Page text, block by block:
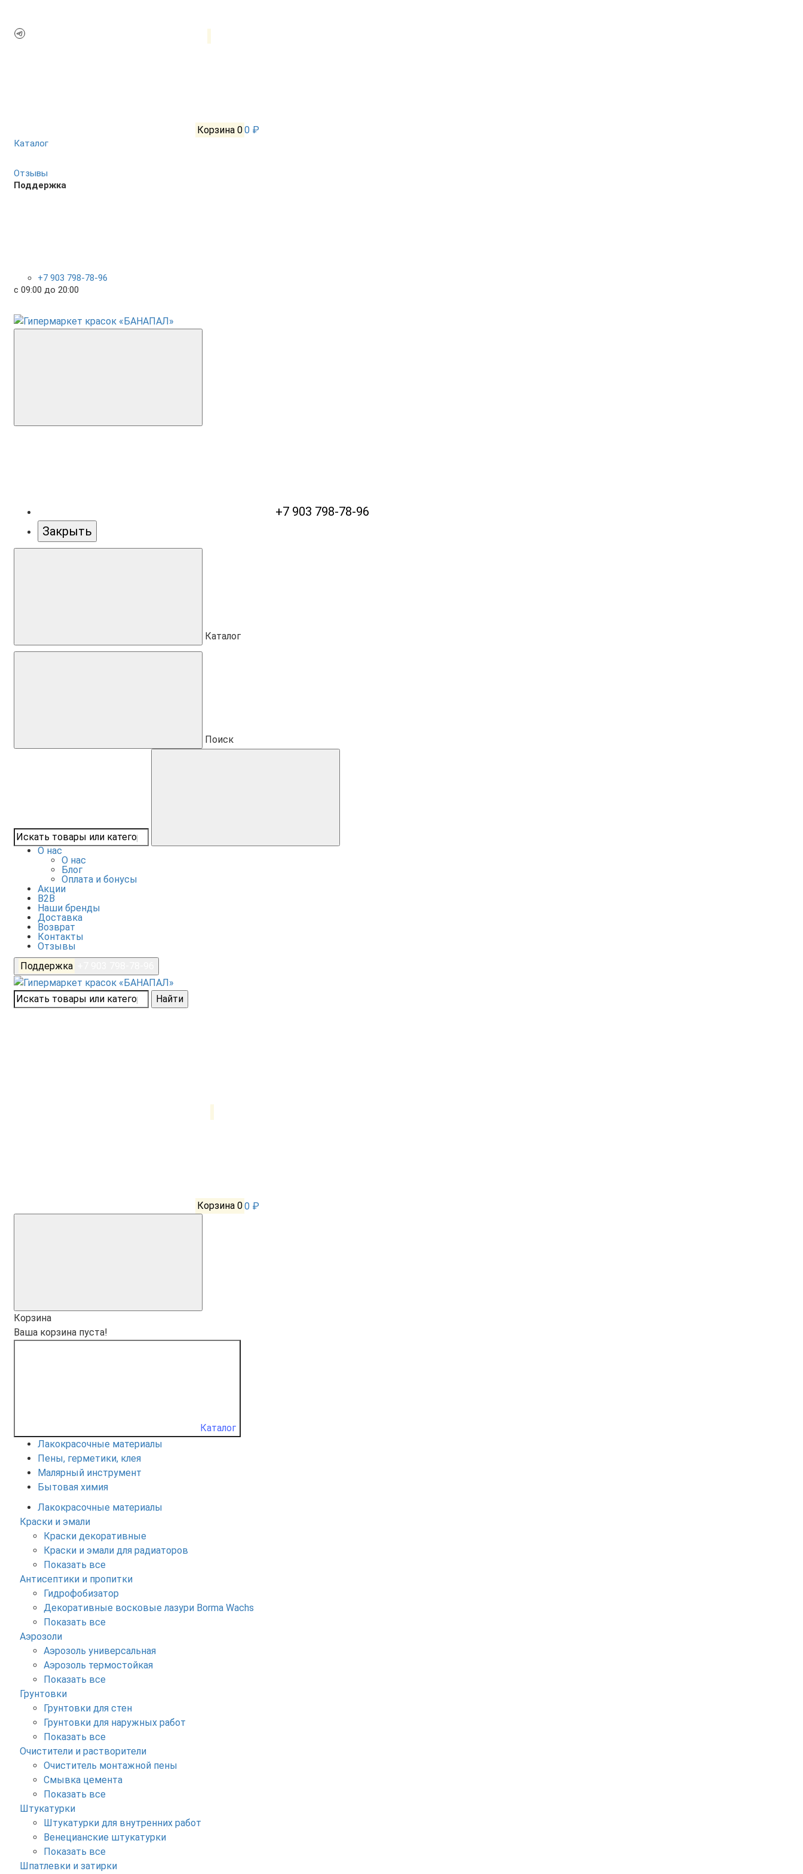
Корзина 00 ₽
Каталог
Отзывы
Поддержка
+7 903 798-78-96
с 09:00 до 20:00
+7 903 798-78-96
Закрыть
Каталог
Поиск
О нас
О нас
Блог
Оплата и бонусы
Акции
B2B
Наши бренды
Доставка
Возврат
Контакты
Отзывы
Поддержка
Найти
Корзина 00 ₽
Корзина
Ваша корзина пуста!
Каталог
Лакокрасочные материалы
Пены, герметики, клея
Малярный инструмент
Бытовая химия
Лакокрасочные материалы
Краски и эмали
Краски декоративные
Краски и эмали для радиаторов
Показать все
Антисептики и пропитки
Гидрофобизатор
Декоративные восковые лазури Borma Wachs
Показать все
Аэрозоли
Аэрозоль универсальная
Аэрозоль термостойкая
Показать все
Грунтовки
Грунтовки для стен
Грунтовки для наружных работ
Показать все
Очистители и растворители
Очиститель монтажной пены
Смывка цемента
Показать все
Штукатурки
Штукатурки для внутренних работ
Венецианские штукатурки
Показать все
Шпатлевки и затирки